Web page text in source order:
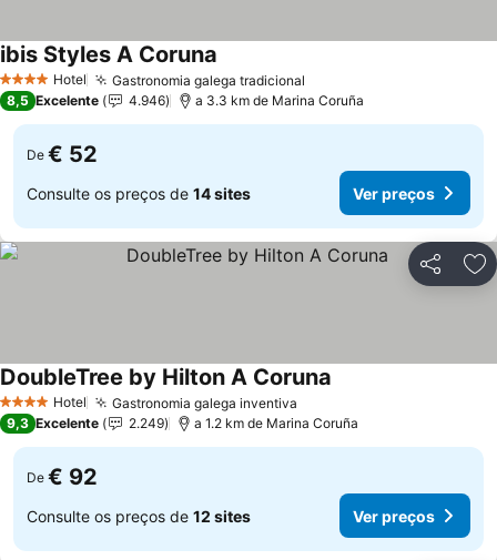
4 EstrelasHotel Gastronomia galega tradicional
ibis Styles A Coruna
8,5 Excelente 4.946 a 3.3 km de Marina Coruña
De € 52
Consulte os preços de 14 sites Ver preços
Partilhar
4 EstrelasHotel Gastronomia galega inventiva
DoubleTree by Hilton A Coruna
9,3 Excelente 2.249 a 1.2 km de Marina Coruña
De € 92
Consulte os preços de 12 sites Ver preços